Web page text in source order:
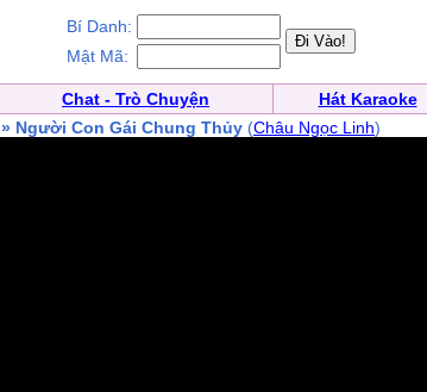
Bí Danh:
Mật Mã:
Chat - Trò Chuyện Hát Karaoke
» Người Con Gái Chung Thủy (Châu Ngọc Linh)